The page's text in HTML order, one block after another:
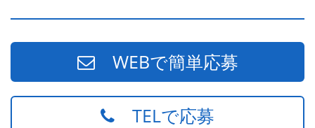
WEBで簡単応募
TELで応募